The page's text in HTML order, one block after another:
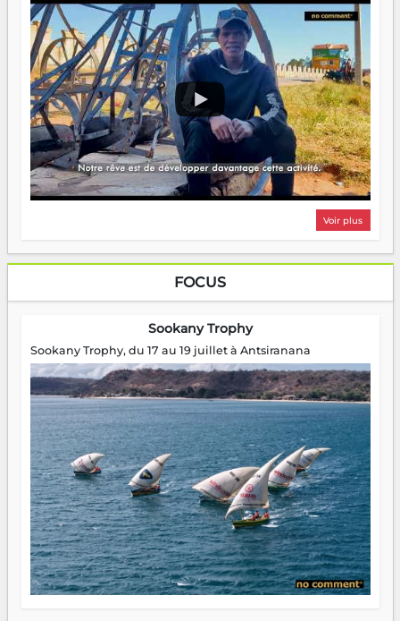
Voir plus
FOCUS
Sookany Trophy
Sookany Trophy, du 17 au 19 juillet à Antsiranana